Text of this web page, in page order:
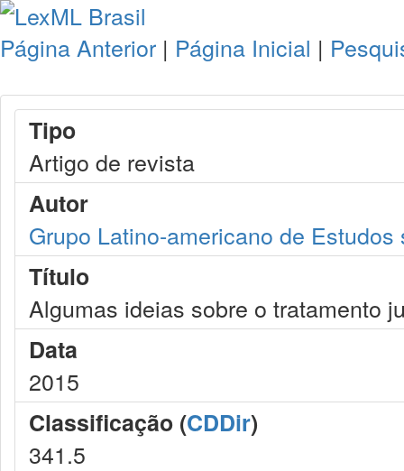
Página Anterior | Página Inicial |
Tipo
Artigo de revista
Autor
Grupo Latino-americano de
Título
Algumas ideias sobre o tratamento
Data
2015
Classificação (CDDir)
341.5